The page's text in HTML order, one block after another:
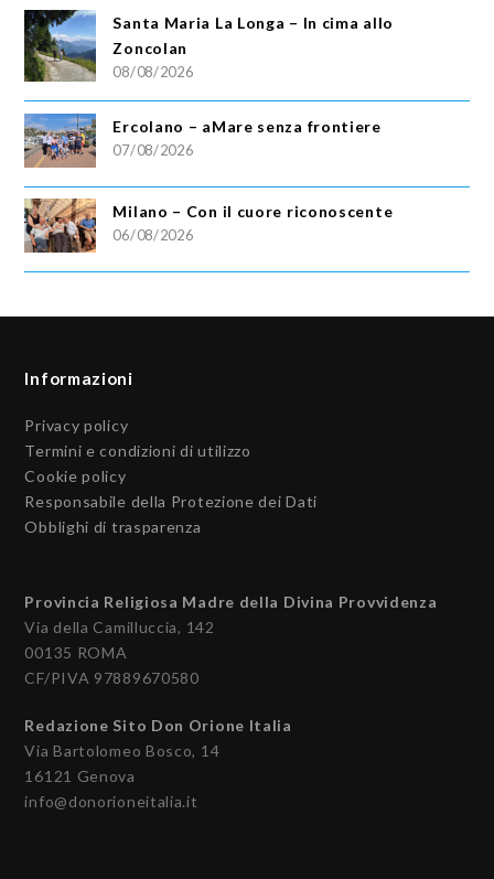
Santa Maria La Longa – In cima allo
Zoncolan
08/08/2026
Ercolano – aMare senza frontiere
07/08/2026
Milano – Con il cuore riconoscente
06/08/2026
Informazioni
Privacy policy
Termini e condizioni di utilizzo
Cookie policy
Responsabile della Protezione dei Dati
Obblighi di trasparenza
Provincia Religiosa Madre della Divina Provvidenza
Via della Camilluccia, 142
00135 ROMA
CF/PIVA 97889670580
Redazione Sito Don Orione Italia
Via Bartolomeo Bosco, 14
16121 Genova
info@donorioneitalia.it